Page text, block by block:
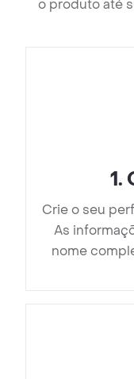
o produto até
1.
Crie o seu
As
nome